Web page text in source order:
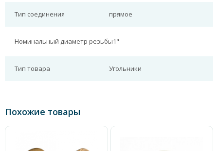
Тип соединения прямое
Номинальный диаметр резьбы1"
Тип товара Угольники
Похожие товары